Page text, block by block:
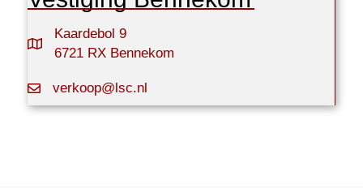
Kaardebol 9
6721 RX Bennekom
verkoop@lsc.nl